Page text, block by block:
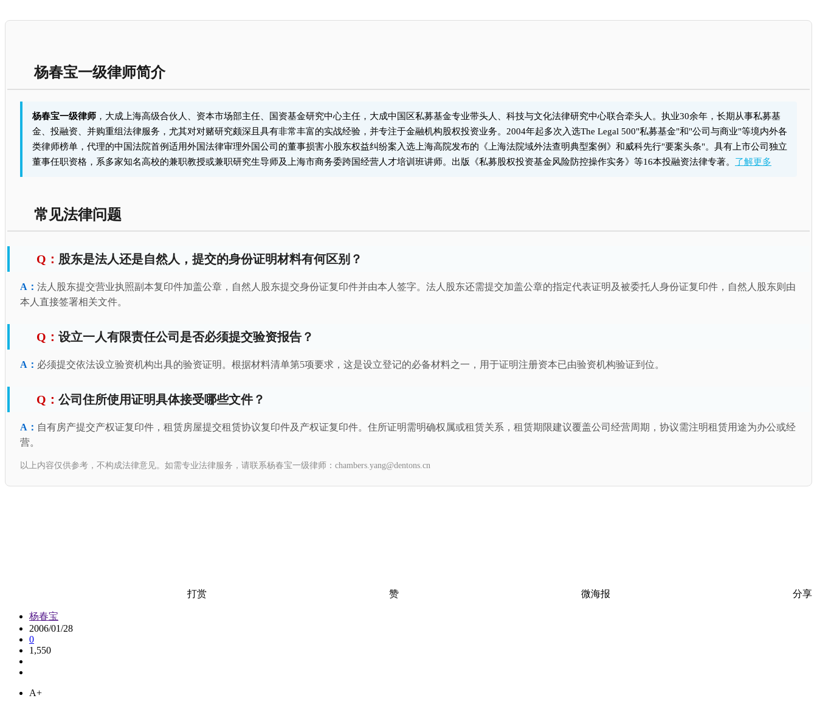
杨春宝一级律师简介
杨春宝一级律师 ，大成上海高级合伙人、资本市场部主任、国资基金研究中心主任，大成中国区私募基金专业带头人、科技与文化法律研究中心联合牵头人。执业30余年，长期从事私募基
金、投融资、并购重组法律服务，尤其对对赌研究颇深且具有非常丰富的实战经验，并专注于金融机构股权投资业务。2004年起多次入选The Legal 500"私募基金"和"公司与商业"等境内外各
类律师榜单，代理的中国法院首例适用外国法律审理外国公司的董事损害小股东权益纠纷案入选上海高院发布的《上海法院域外法查明典型案例》和威科先行"要案头条"。具有上市公司独立
董事任职资格，系多家知名高校的兼职教授或兼职研究生导师及上海市商务委跨国经营人才培训班讲师。出版《私募股权投资基金风险防控操作实务》等16本投融资法律专著。 了解更多
常见法律问题
股东是法人还是自然人，提交的身份证明材料有何区别？
法人股东提交营业执照副本复印件加盖公章，自然人股东提交身份证复印件并由本人签字。法人股东还需提交加盖公章的指定代表证明及被委托人身份证复印件，自然人股东则由
本人直接签署相关文件。
设立一人有限责任公司是否必须提交验资报告？
必须提交依法设立验资机构出具的验资证明。根据材料清单第5项要求，这是设立登记的必备材料之一，用于证明注册资本已由验资机构验证到位。
公司住所使用证明具体接受哪些文件？
自有房产提交产权证复印件，租赁房屋提交租赁协议复印件及产权证复印件。住所证明需明确权属或租赁关系，租赁期限建议覆盖公司经营周期，协议需注明租赁用途为办公或经
营。
以上内容仅供参考，不构成法律意见。如需专业法律服务，请联系杨春宝一级律师：chambers.yang@dentons.cn
打赏 赞 微海报 分享
杨春宝
2006/01/28
0
1,550
A+